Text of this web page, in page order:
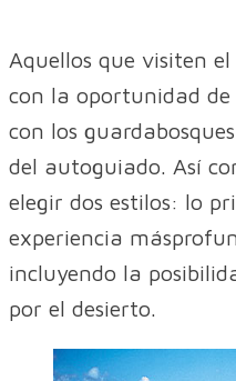
Aquellos que visiten
con la oportunidad
con los
del autoguiado. Así
elegir dos estilos: lo
experiencia
incluyendo la
por el desierto.